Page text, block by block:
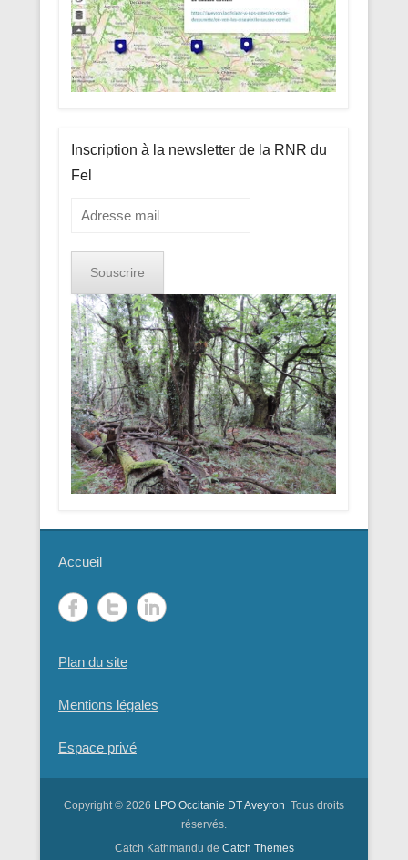
Inscription à la newsletter de la RNR du
Fel
Accueil
Plan du site
Mentions légales
Espace privé
Copyright © 2026 LPO Occitanie DT Aveyron Tous droits
réservés.
Catch Kathmandu de Catch Themes